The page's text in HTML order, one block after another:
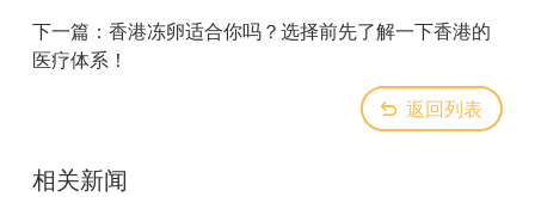
下一篇： 香港冻卵适合你吗？选择前先了解一下香港的
医疗体系！
返回列表
相关新闻